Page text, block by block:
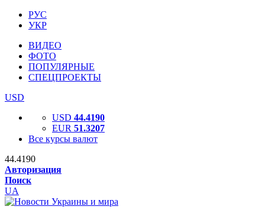
РУС
УКР
ВИДЕО
ФОТО
ПОПУЛЯРНЫЕ
СПЕЦПРОЕКТЫ
USD
USD 44.4190
EUR 51.3207
Все курсы валют
44.4190
Авторизация
Поиск
UA